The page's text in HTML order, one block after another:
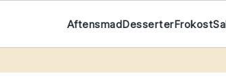
AftensmadDesserterFrokost